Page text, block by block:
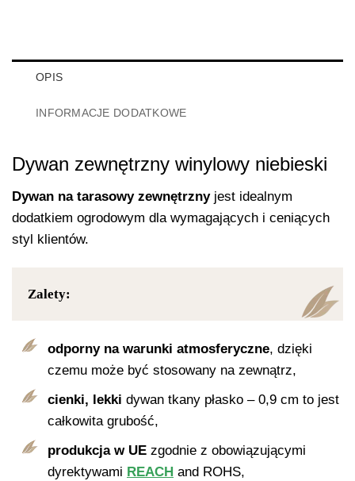
OPIS
INFORMACJE DODATKOWE
Dywan zewnętrzny winylowy niebieski
Dywan na tarasowy zewnętrzny jest idealnym
dodatkiem ogrodowym dla wymagających i ceniących
styl klientów.
Zalety:
odporny na warunki atmosferyczne, dzięki
czemu może być stosowany na zewnątrz,
cienki, lekki dywan tkany płasko – 0,9 cm to jest
całkowita grubość,
produkcja w UE zgodnie z obowiązującymi
dyrektywami REACH and ROHS,